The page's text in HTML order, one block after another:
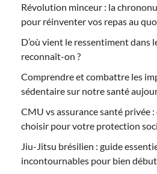
Révolution minceur : la
pour réinventer vos repas au
D’où vient le ressentiment dans
reconnaît-on ?
Comprendre et combattre les
sédentaire sur notre santé
CMU vs assurance santé privée
choisir pour votre protection
Jiu-Jitsu brésilien : guide
incontournables pour bien